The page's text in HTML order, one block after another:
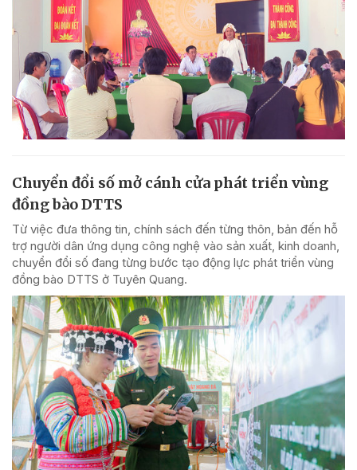
Chuyển đổi số mở cánh cửa phát triển vùng
đồng bào DTTS
Từ việc đưa thông tin, chính sách đến từng thôn, bản đến hỗ
trợ người dân ứng dụng công nghệ vào sản xuất, kinh doanh,
chuyển đổi số đang từng bước tạo động lực phát triển vùng
đồng bào DTTS ở Tuyên Quang.